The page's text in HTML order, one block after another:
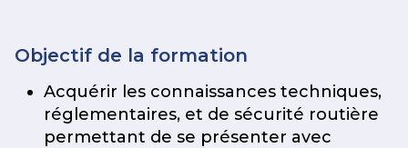
Objectif de la formation
Acquérir les connaissances techniques,
réglementaires, et de sécurité routière
permettant de se présenter avec